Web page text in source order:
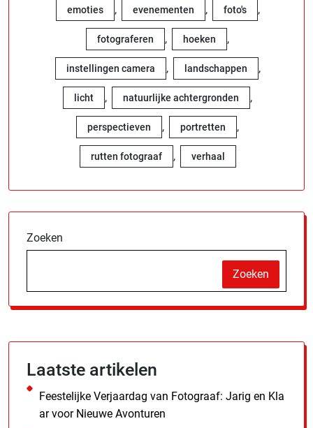
emoties , evenementen , foto's ,
fotograferen , hoeken ,
instellingen camera , landschappen ,
licht , natuurlijke achtergronden ,
perspectieven , portretten ,
rutten fotograaf , verhaal
Zoeken
Zoeken
Laatste artikelen
Feestelijke Verjaardag van Fotograaf: Jarig en Kla
ar voor Nieuwe Avonturen